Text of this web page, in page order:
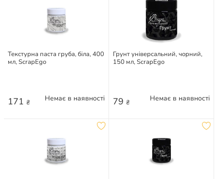
Текстурна паста груба, біла, 400
мл, ScrapEgo
171 ₴ Немає в наявності
Грунт універсальний, чорний,
150 мл, ScrapEgo
79 ₴ Немає в наявності